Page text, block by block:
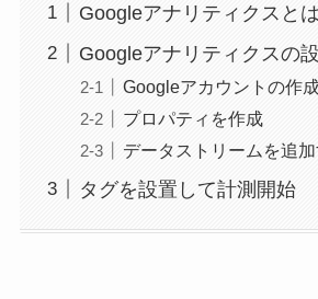
Googleアナリティクスと
Googleアナリティクスの
Googleアカウントの作
プロパティを作成
データストリームを追加
タグを設置して計測開始